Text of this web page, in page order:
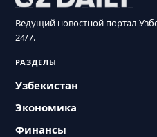
Ведущий новостной портал
24/7.
РАЗДЕЛЫ
Узбекистан
Экономика
Финансы